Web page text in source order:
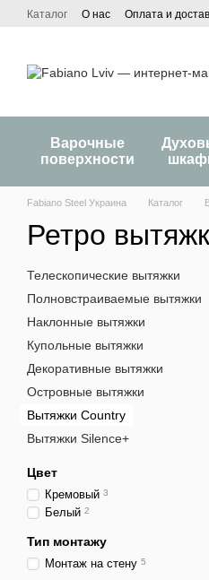
Перейти к основному контенту
Каталог О нас Оплата и
Варочные
поверхности
Fabiano Steel Украина Каталог
Ретро
Телескопические вытяжки
Полновстраиваемые вытяжки
Наклонные вытяжки
Купольные вытяжки
Декоративные вытяжки
Островные вытяжки
Вытяжки Country
Вытяжки Silence+
Цвет
Кремовый 3
Белый 2
Тип монтажу
Монтаж на стену 5